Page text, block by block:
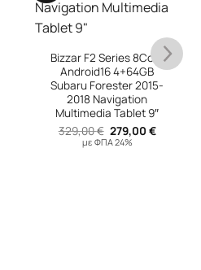
Bizzar F2 Series 8Core
Android16 4+64GB
Subaru Forester 2015-
2018 Navigation
Multimedia Tablet 9″
329,00€ Original
price
279,00 €Η
με ΦΠΑ 24%